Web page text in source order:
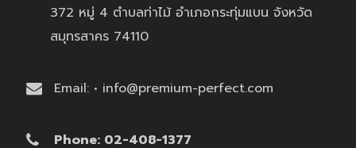
372 หมู่ 4 ตำบลท่าไม้ อำเภอกระทุ่มแบน จังหวัด
สมุทรสาคร 74110
Email: • info@premium-perfect.com
Phone: 02-408-1377